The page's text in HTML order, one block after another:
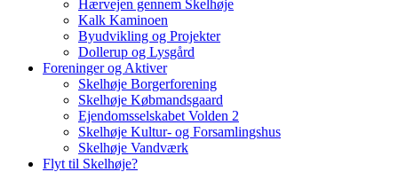
Hærvejen gennem Skelhøje
Kalk Kaminoen
Byudvikling og Projekter
Dollerup og Lysgård
Foreninger og Aktiver
Skelhøje Borgerforening
Skelhøje Købmandsgaard
Ejendomsselskabet Volden 2
Skelhøje Kultur- og Forsamlingshus
Skelhøje Vandværk
Flyt til Skelhøje?